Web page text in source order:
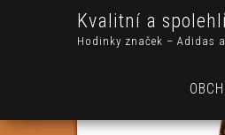
Kvalitní a
Hodinky značek – Adidas